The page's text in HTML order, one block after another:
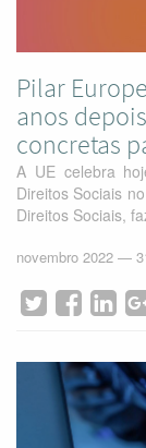
Pilar
anos
concretas
A UE celebra
Direitos Sociais
Direitos Sociais,
novembro 2022 —